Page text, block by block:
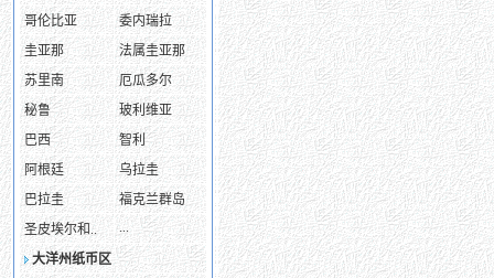
哥伦比亚
委内瑞拉
圭亚那
法属圭亚那
苏里南
厄瓜多尔
秘鲁
玻利维亚
巴西
智利
阿根廷
乌拉圭
巴拉圭
福克兰群岛
圣皮埃尔和..
...
大洋州纸币区